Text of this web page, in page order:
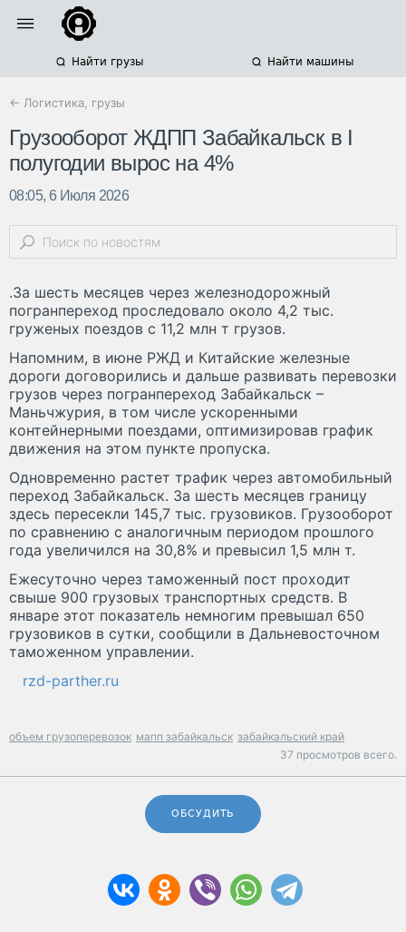
Найти грузы Найти машины
← Логистика, грузы
Грузооборот ЖДПП Забайкальск в I
полугодии вырос на 4%
08:05, 6 Июля 2026
.За шесть месяцев через железнодорожный
погранпереход проследовало около 4,2 тыс.
груженых поездов с 11,2 млн т грузов.
Напомним, в июне РЖД и Китайские железные
дороги договорились и дальше развивать перевозки
грузов через погранпереход Забайкальск –
Маньчжурия, в том числе ускоренными
контейнерными поездами, оптимизировав график
движения на этом пункте пропуска.
Одновременно растет трафик через автомобильный
переход Забайкальск. За шесть месяцев границу
здесь пересекли 145,7 тыс. грузовиков. Грузооборот
по сравнению с аналогичным периодом прошлого
года увеличился на 30,8% и превысил 1,5 млн т.
Ежесуточно через таможенный пост проходит
свыше 900 грузовых транспортных средств. В
январе этот показатель немногим превышал 650
грузовиков в сутки, сообщили в Дальневосточном
таможенном управлении.
rzd-parther.ru
объем грузоперевозок мапп забайкальск забайкальский край
37 просмотров всего.
ОБСУДИТЬ